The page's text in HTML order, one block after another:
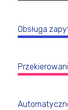
Obsługa